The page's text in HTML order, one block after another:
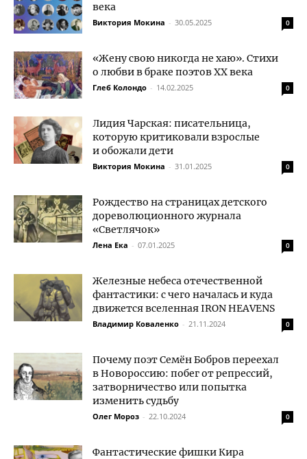
века
Виктория Мокина - 30.05.2025 0
«Жену свою никогда не хаю». Стихи
о любви в браке поэтов XX века
Глеб Колондо - 14.02.2025 0
Лидия Чарская: писательница,
которую критиковали взрослые
и обожали дети
Виктория Мокина - 31.01.2025 0
Рождество на страницах детского
дореволюционного журнала
«Светлячок»
Лена Ека - 07.01.2025 0
Железные небеса отечественной
фантастики: с чего началась и куда
движется вселенная IRON HEAVENS
Владимир Коваленко - 21.11.2024 0
Почему поэт Семён Бобров переехал
в Новороссию: побег от репрессий,
затворничество или попытка
изменить судьбу
Олег Мороз - 22.10.2024 0
Фантастические фишки Кира